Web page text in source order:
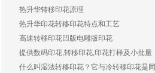
热升华转移印花原理
热升华印花转移印花特点和工艺
高速转移印花凹版电雕版印花
提供数码印花,转移印花,印花打样及小批量
生产服务
什么叫湿法转移印花？它与冷转移印花是同